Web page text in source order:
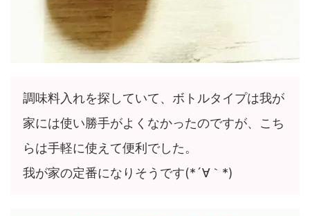
調味料入れを探していて、ボトルタイプは我が
家には使い勝手がよくなかったのですが、こち
らは手軽に使えて便利でした。
我が家の定番になりそうです(*´∀｀*)